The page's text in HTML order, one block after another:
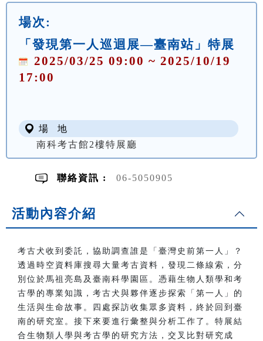
場次:
「發現第一人巡迴展—臺南站」特展
2025/03/25 09:00 ~ 2025/10/19
17:00
場 地
南科考古館2樓特展廳
聯絡資訊 : 06-5050905
活動內容介紹
考古犬收到委託，協助調查誰是「臺灣史前第一人」？
透過時空資料庫搜尋大量考古資料，發現二條線索，分
別位於馬祖亮島及臺南科學園區。憑藉生物人類學和考
古學的專業知識，考古犬與夥伴逐步探索「第一人」的
生活與生命故事。四處探訪收集眾多資料，終於回到臺
南的研究室。接下來要進行彙整與分析工作了。特展結
合生物類人學與考古學的研究方法，交叉比對研究成